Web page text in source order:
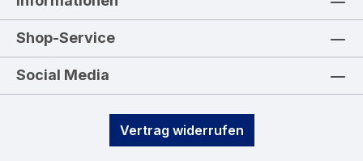
Shop-Service
Social Media
Vertrag widerrufen